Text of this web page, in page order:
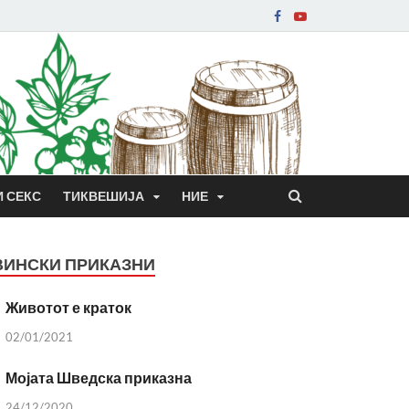
СЕКС ТИКВЕШИЈА НИЕ
ПРИКАЗНИ
Животот е краток
02/01/2021
Мојата Шведска приказна